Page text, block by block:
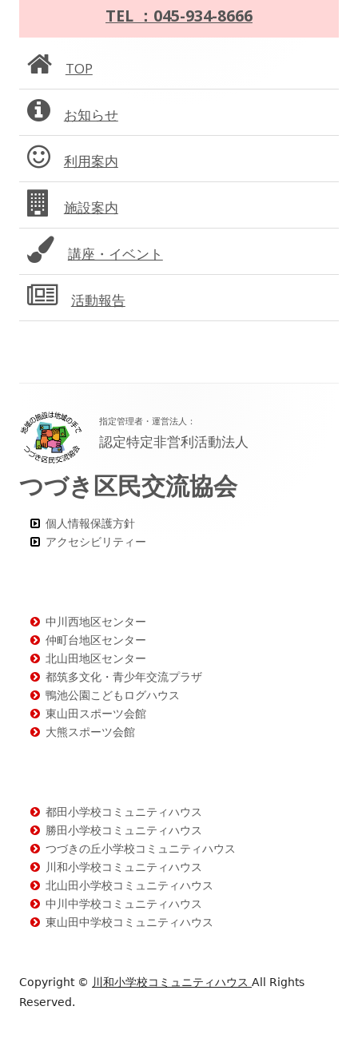
ン
サ
イ
ド
バ
ー
TEL ：045-934-8666
TOP
お知らせ
利用案内
施設案内
講座・イベント
活動報告
ッ
タ
ー・
ン
ツ
指定管理者・運営法人：
認定特定非営利活動法人
つづき区民交流協会
個人情報保護方針
アクセシビリティー
中川西地区センター
仲町台地区センター
北山田地区センター
都筑多文化・青少年交流プラザ
鴨池公園こどもログハウス
東山田スポーツ会館
大熊スポーツ会館
都田小学校コミュニティハウス
勝田小学校コミュニティハウス
つづきの丘小学校コミュニティハウス
川和小学校コミュニティハウス
北山田小学校コミュニティハウス
中川中学校コミュニティハウス
東山田中学校コミュニティハウス
Copyright © 川和小学校コミュニティハウス All Rights
Reserved.